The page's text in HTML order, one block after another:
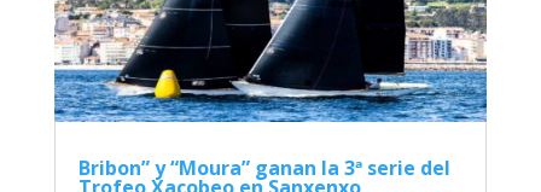
Bribon” y “Moura” ganan la 3ª serie del